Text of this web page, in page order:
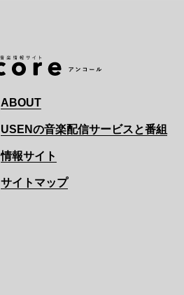
ABOUT
USENの音楽配信サービスと番組
情報サイト
サイトマップ